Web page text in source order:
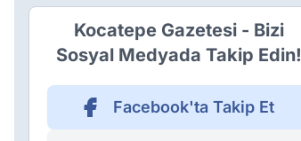
Kocatepe Gazetesi - Bizi
Sosyal Medyada Takip Edin!
Facebook'ta Takip Et